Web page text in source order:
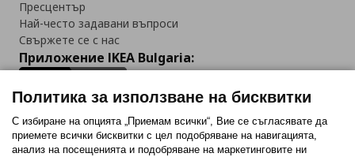
Пресцентър
Най-често задавани въпроси
Свържете се с нас
Приложение IKEA Bulgaria:
Последвайте ни:
Политика за използване на бисквитки
С избиране на опцията „Приемам всички“, Вие се съгласявате да
приемете всички бисквитки с цел подобряване на навигацията,
анализ на посещенията и подобряване на маркетинговите ни